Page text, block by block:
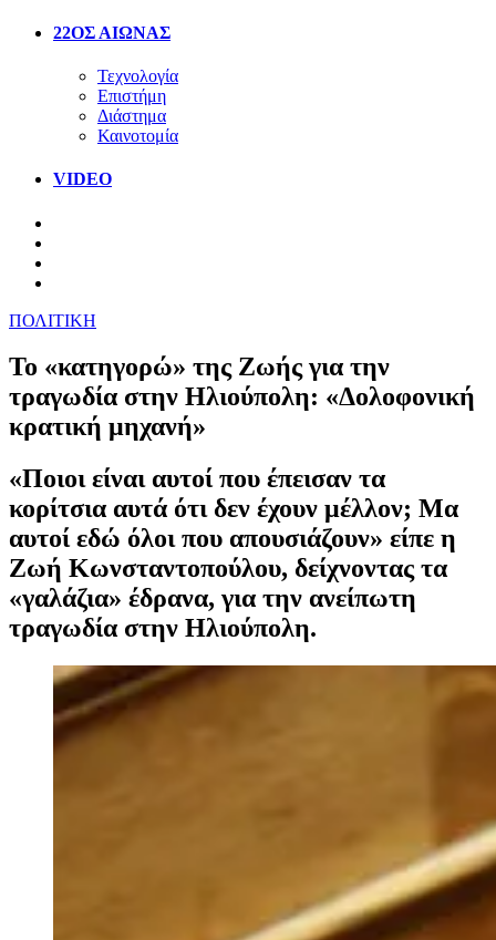
22ΟΣ ΑΙΩΝΑΣ
Τεχνολογία
Επιστήμη
Διάστημα
Καινοτομία
VIDEO
ΠΟΛΙΤΙΚΗ
Το «κατηγορώ» της Ζωής για την
τραγωδία στην Ηλιούπολη: «Δολοφονική
κρατική μηχανή»
«Ποιοι είναι αυτοί που έπεισαν τα
κορίτσια αυτά ότι δεν έχουν μέλλον; Μα
αυτοί εδώ όλοι που απουσιάζουν» είπε η
Ζωή Κωνσταντοπούλου, δείχνοντας τα
«γαλάζια» έδρανα, για την ανείπωτη
τραγωδία στην Ηλιούπολη.